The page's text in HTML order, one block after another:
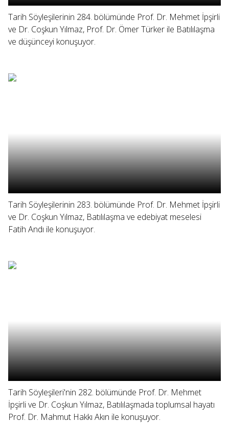
Tarih Söyleşilerinin 284. bölümünde Prof. Dr. Mehmet İpşirli
ve Dr. Coşkun Yılmaz, Prof. Dr. Ömer Türker ile Batılılaşma
ve düşünceyi konuşuyor.
Tarih Söyleşilerinin 283. bölümünde Prof. Dr. Mehmet İpşirli
ve Dr. Coşkun Yılmaz, Batılılaşma ve edebiyat meselesi
Fatih Andı ile konuşuyor.
Tarih Söyleşileri'nin 282. bölümünde Prof. Dr. Mehmet
İpşirli ve Dr. Coşkun Yılmaz, Batılılaşmada toplumsal hayatı
Prof. Dr. Mahmut Hakkı Akın ile konuşuyor.